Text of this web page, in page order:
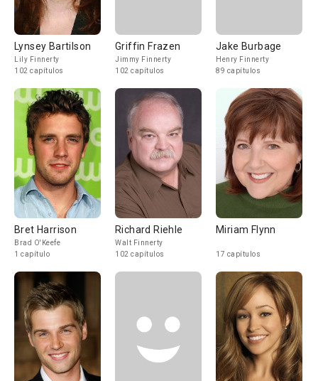
Lynsey Bartilson
Lily Finnerty
102 capítulos
Griffin Frazen
Jimmy Finnerty
102 capítulos
Jake Burbage
Henry Finnerty
89 capítulos
Bret Harrison
Brad O'Keefe
1 capítulo
Richard Riehle
Walt Finnerty
102 capítulos
Miriam Flynn
17 capítulos